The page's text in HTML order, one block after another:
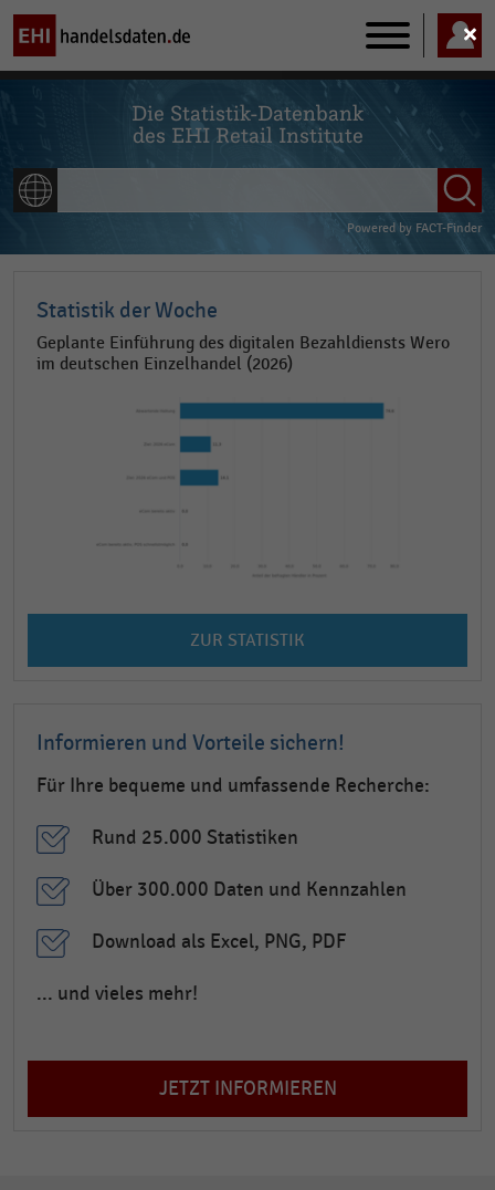
Main
Die Statistik-Datenbank
des EHI Retail Institute
Powered by FACT-Finder
Statistik der Woche
Geplante Einführung des digitalen Bezahldiensts Wero
im deutschen Einzelhandel (2026)
ZUR STATISTIK
Informieren und Vorteile sichern!
Für Ihre bequeme und umfassende Recherche:
Rund 25.000 Statistiken
Über 300.000 Daten und Kennzahlen
Download als Excel, PNG, PDF
... und vieles mehr!
JETZT INFORMIEREN